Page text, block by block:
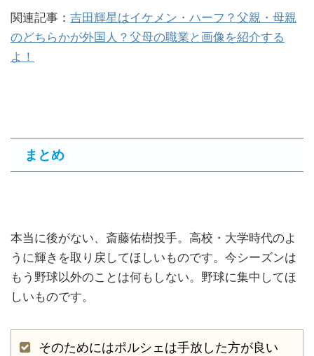
関連記事： 吉田輝星はイケメン・ハーフ？父親・母親
のどちらかが外国人？父母の職業と画像を紹介する
よ！
まとめ
本当に後がない、斎藤佑樹投手。高校・大学時代のよ
うに輝きを取り戻してほしいものです。今シーズンは
もう野球以外のことは何もしない。野球に集中してほ
しいものです。
そのためにはポルシェは手放した方が良い